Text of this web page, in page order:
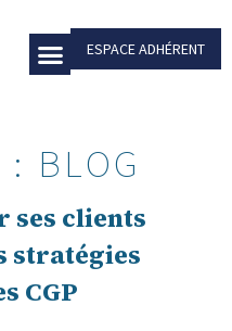
ESPACE ADHÉRENT
: BLOG
ses clients
stratégies
CGP